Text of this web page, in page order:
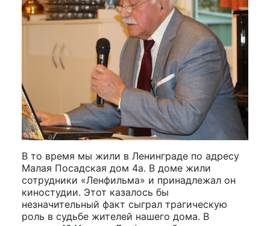
В то время мы жили в Ленинграде по адресу
Малая Посадская дом 4а. В доме жили
сотрудники «Ленфильма» и принадлежал он
киностудии. Этот казалось бы
незначительный факт сыграл трагическую
роль в судьбе жителей нашего дома. В